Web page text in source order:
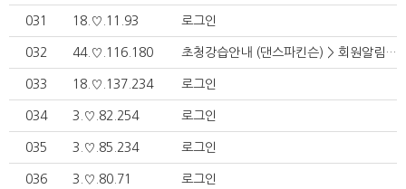
031 18.♡.11.93 로그인
032 44.♡.116.180 초청강습안내 (댄스파킨슨) > 회원알림정보
033 18.♡.137.234 로그인
034 3.♡.82.254 로그인
035 3.♡.85.234 로그인
036 3.♡.80.71 로그인